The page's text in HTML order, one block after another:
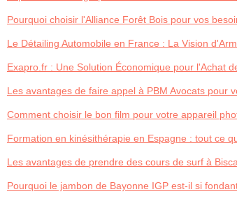
Pourquoi choisir l'Alliance Forêt Bois pour vos
Le Détailing Automobile en France : La Vision
Exapro.fr : Une Solution Économique pour l'Achat
Les avantages de faire appel à PBM Avocats pour
Comment choisir le bon film pour votre appareil
Formation en kinésithérapie en Espagne : tout ce
Les avantages de prendre des cours de surf à
Pourquoi le jambon de Bayonne IGP est-il si